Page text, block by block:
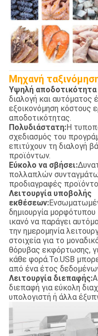
Μηχανή
Υψηλή αποδοτικότητα
διαλογή και αυτόματος
εξοικονόμηση κόστους
αποδοτικότητας.
Πολυδιάστατη:Η
σχεδιασμός του
επιτύχουν τη διαλογή
προϊόντων.
Εύκολο να σβήσει:
πολλαπλών
προδιαγραφές
Λειτουργία υποβολής
εκθέσεων:
δημιουργία μορφότυπου
ικανό να παράγει
την ημερομηνία
στοιχεία για το
θόρυβας εκφόρτωσης,
κάθε φορά.Το.USB
από ένα έτος
Λειτουργία διεπαφής:
διεπαφή για εύκολη
υπολογιστή ή άλλα